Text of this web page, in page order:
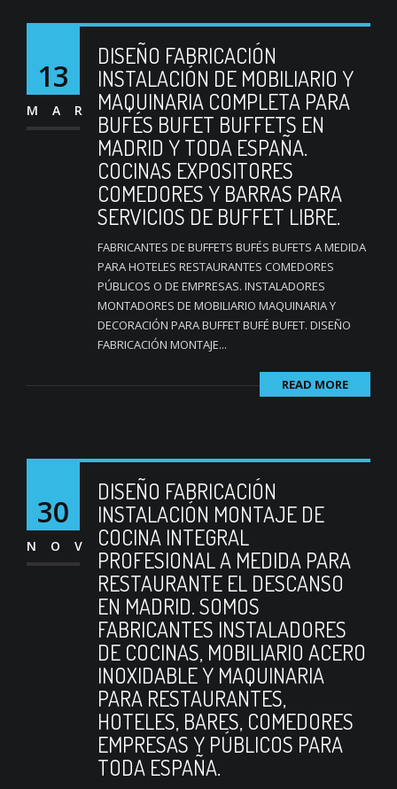
13
MAR
DISEÑO FABRICACIÓN
INSTALACIÓN DE MOBILIARIO Y
MAQUINARIA COMPLETA PARA
BUFÉS BUFET BUFFETS EN
MADRID Y TODA ESPAÑA.
COCINAS EXPOSITORES
COMEDORES Y BARRAS PARA
SERVICIOS DE BUFFET LIBRE.
FABRICANTES DE BUFFETS BUFÉS BUFETS A MEDIDA
PARA HOTELES RESTAURANTES COMEDORES
PÚBLICOS O DE EMPRESAS. INSTALADORES
MONTADORES DE MOBILIARIO MAQUINARIA Y
DECORACIÓN PARA BUFFET BUFÉ BUFET. DISEÑO
FABRICACIÓN MONTAJE...
READ MORE
30
NOV
DISEÑO FABRICACIÓN
INSTALACIÓN MONTAJE DE
COCINA INTEGRAL
PROFESIONAL A MEDIDA PARA
RESTAURANTE EL DESCANSO
EN MADRID. SOMOS
FABRICANTES INSTALADORES
DE COCINAS, MOBILIARIO ACERO
INOXIDABLE Y MAQUINARIA
PARA RESTAURANTES,
HOTELES, BARES, COMEDORES
EMPRESAS Y PÚBLICOS PARA
TODA ESPAÑA.